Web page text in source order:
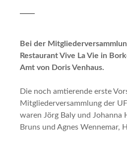
Bei der
Restaurant Vive La Vie in
Amt von Doris Venhaus.
Die noch amtierende erste
Mitgliederversammlung der
waren Jörg Baly und
Bruns und Agnes